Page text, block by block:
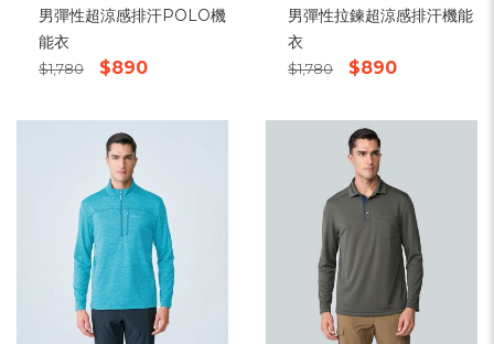
男彈性超涼感排汗POLO機
能衣
$1,780 $890
男彈性拉鍊超涼感排汗機能
衣
$1,780 $890